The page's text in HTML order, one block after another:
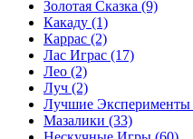
Золотая Сказка (9)
Какаду (1)
Каррас (2)
Лас Играс (17)
Лео (2)
Луч (2)
Лучшие Эксперименты
Мазалики (33)